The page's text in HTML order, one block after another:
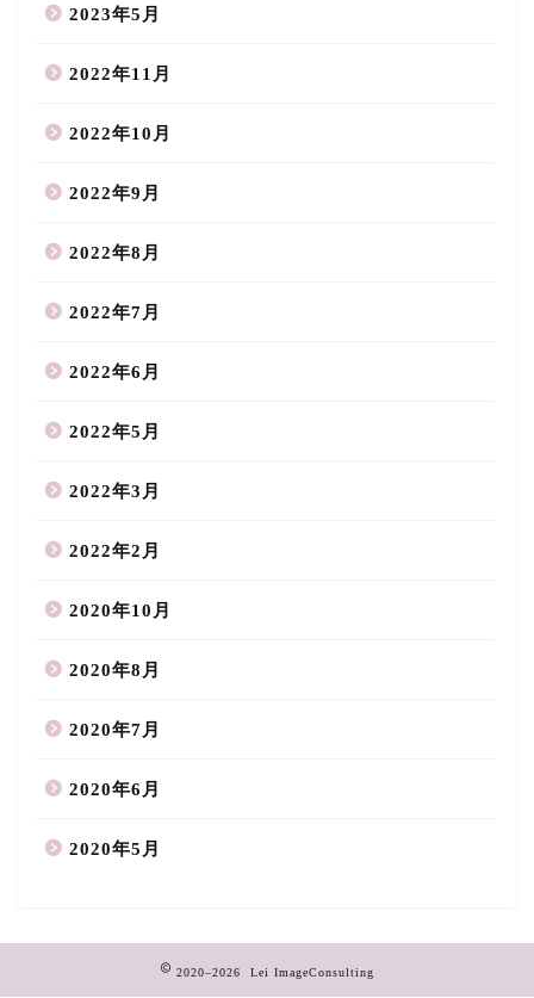
2023年5月
2022年11月
2022年10月
2022年9月
2022年8月
2022年7月
2022年6月
2022年5月
2022年3月
2022年2月
2020年10月
2020年8月
2020年7月
2020年6月
2020年5月
2020–2026 Lei ImageConsulting